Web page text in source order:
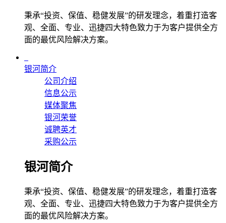
秉承“投资、保值、稳健发展”的研发理念，着重打造客
观、全面、专业、迅捷四大特色致力于为客户提供全方
面的最优风险解决方案。
银河简介
公司介绍
信息公示
媒体聚焦
银河荣誉
诚聘英才
采购公示
银河简介
秉承“投资、保值、稳健发展”的研发理念，着重打造客
观、全面、专业、迅捷四大特色致力于为客户提供全方
面的最优风险解决方案。